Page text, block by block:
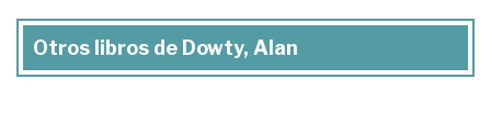
Otros libros de Dowty, Alan